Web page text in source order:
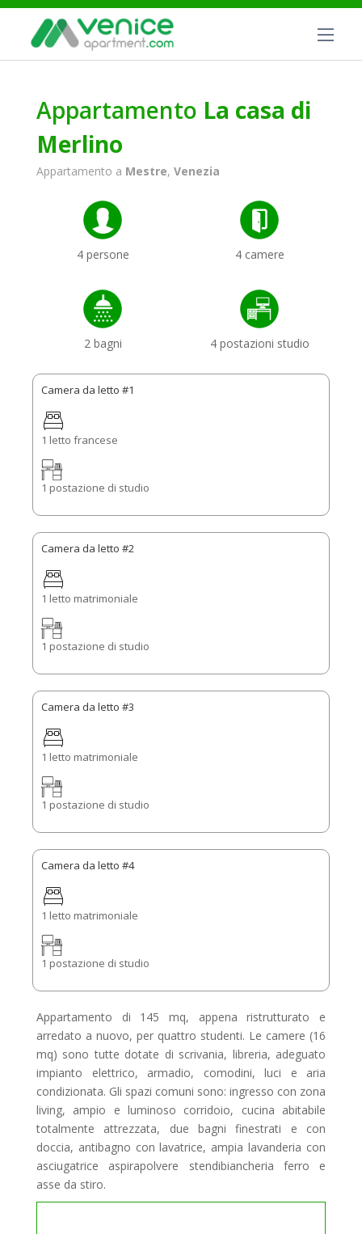
Appartamento La casa di
Merlino
Appartamento a Mestre, Venezia
4 persone 4 camere
2 bagni 4 postazioni studio
Camera da letto #1
1 letto francese
1 postazione di studio
Camera da letto #2
1 letto matrimoniale
1 postazione di studio
Camera da letto #3
1 letto matrimoniale
1 postazione di studio
Camera da letto #4
1 letto matrimoniale
1 postazione di studio
Appartamento di 145 mq, appena ristrutturato e
arredato a nuovo, per quattro studenti. Le camere (16
mq) sono tutte dotate di scrivania, libreria, adeguato
impianto elettrico, armadio, comodini, luci e aria
condizionata. Gli spazi comuni sono: ingresso con zona
living, ampio e luminoso corridoio, cucina abitabile
totalmente attrezzata, due bagni finestrati e con
doccia, antibagno con lavatrice, ampia lavanderia con
asciugatrice aspirapolvere stendibiancheria ferro e
asse da stiro.